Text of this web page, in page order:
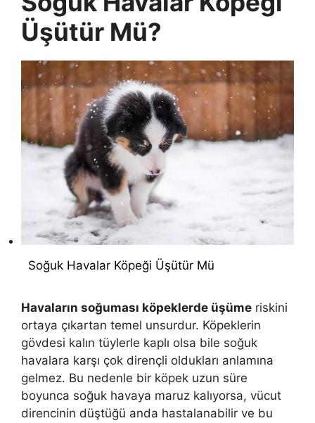
Üşütür Mü?
Soğuk Havalar Köpeği Üşütür Mü
Havaların soğuması köpeklerde üşüme riskini
ortaya çıkartan temel unsurdur. Köpeklerin
gövdesi kalın tüylerle kaplı olsa bile soğuk
havalara karşı çok dirençli oldukları anlamına
gelmez. Bu nedenle bir köpek uzun süre
boyunca soğuk havaya maruz kalıyorsa, vücut
direncinin düştüğü anda hastalanabilir ve bu